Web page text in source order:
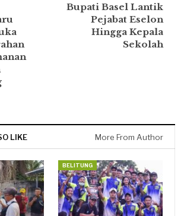
Bupati Basel Lantik
Pejabat Eselon
Hingga Kepala
Sekolah
LIKE More From Author
BELITUNG